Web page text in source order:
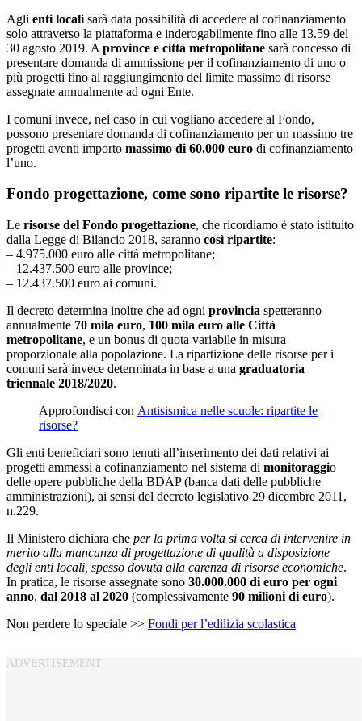
Agli enti locali sarà data possibilità di accedere al cofinanziamento
solo attraverso la piattaforma e inderogabilmente fino alle 13.59 del
30 agosto 2019. A province e città metropolitane sarà concesso di
presentare domanda di ammissione per il cofinanziamento di uno o
più progetti fino al raggiungimento del limite massimo di risorse
assegnate annualmente ad ogni Ente.
I comuni invece, nel caso in cui vogliano accedere al Fondo,
possono presentare domanda di cofinanziamento per un massimo tre
progetti aventi importo massimo di 60.000 euro di cofinanziamento
l’uno.
Fondo progettazione, come sono ripartite le risorse?
Le risorse del Fondo progettazione, che ricordiamo è stato istituito
dalla Legge di Bilancio 2018, saranno così ripartite:
– 4.975.000 euro alle città metropolitane;
– 12.437.500 euro alle province;
– 12.437.500 euro ai comuni.
Il decreto determina inoltre che ad ogni provincia spetteranno
annualmente 70 mila euro, 100 mila euro alle Città
metropolitane, e un bonus di quota variabile in misura
proporzionale alla popolazione. La ripartizione delle risorse per i
comuni sarà invece determinata in base a una graduatoria
triennale 2018/2020.
Approfondisci con Antisismica nelle scuole: ripartite le
risorse?
Gli enti beneficiari sono tenuti all’inserimento dei dati relativi ai
progetti ammessi a cofinanziamento nel sistema di monitoraggio
delle opere pubbliche della BDAP (banca dati delle pubbliche
amministrazioni), ai sensi del decreto legislativo 29 dicembre 2011,
n.229.
Il Ministero dichiara che per la prima volta si cerca di intervenire in
merito alla mancanza di progettazione di qualità a disposizione
degli enti locali, spesso dovuta alla carenza di risorse economiche.
In pratica, le risorse assegnate sono 30.000.000 di euro per ogni
anno, dal 2018 al 2020 (complessivamente 90 milioni di euro).
Non perdere lo speciale >> Fondi per l’edilizia scolastica